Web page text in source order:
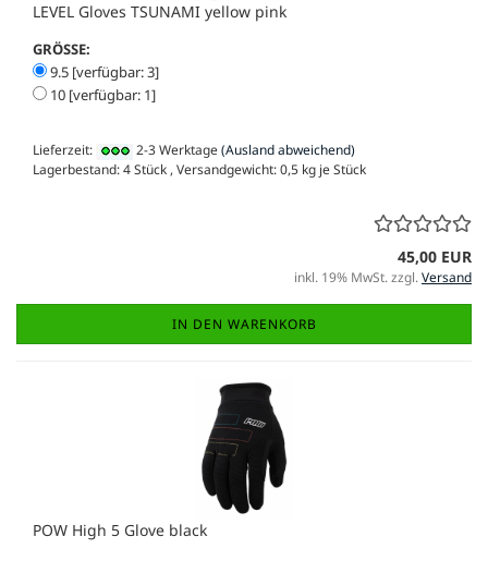
LEVEL Gloves TSUNAMI yellow pink
GRÖSSE:
9.5 [verfügbar: 3]
10 [verfügbar: 1]
Lieferzeit: 2-3 Werktage(Ausland abweichend)
Lagerbestand: 4 Stück , Versandgewicht:0,5 kg je Stück
45,00 EUR
inkl. 19% MwSt. zzgl.Versand
IN DEN WARENKORB
POW High 5 Glove black